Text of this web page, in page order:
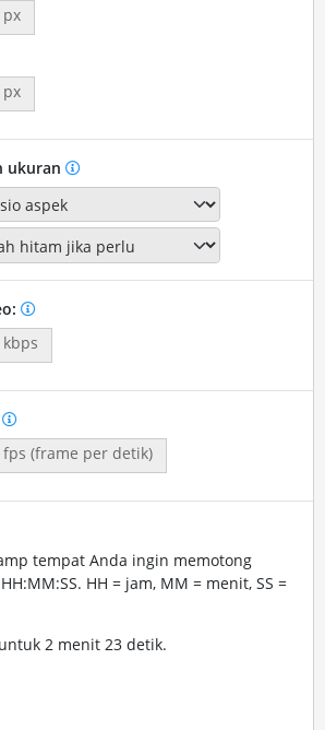
px
px
ukuran
kbps
fps (frame per detik)
tempat Anda ingin memotong
HH = jam, MM = menit, SS =
2 menit 23 detik.